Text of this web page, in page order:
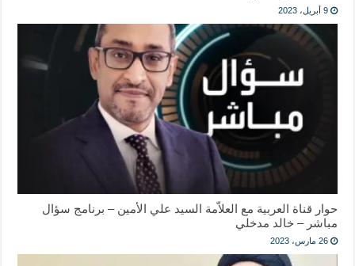
9 أبريل، 2023
حوار قناة العربية مع العلاّمة السيد علي الأمين – برنامج سؤال
مباشر – خالد مدخلي
26 مارس، 2023